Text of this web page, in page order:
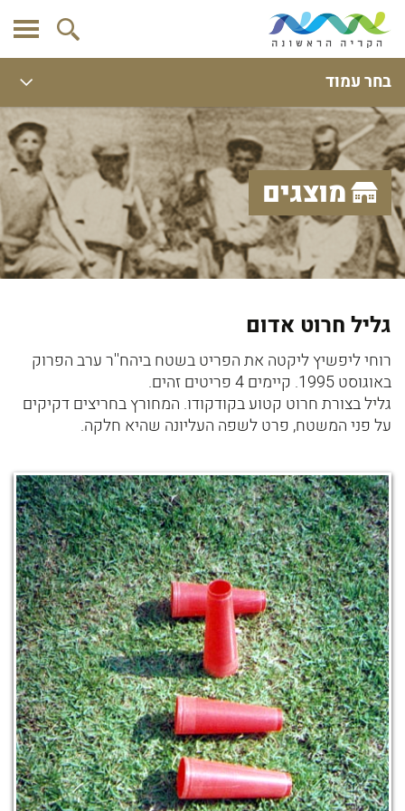
בחר עמוד
מוצגים
גליל חרוט אדום
רוחי ליפשיץ ליקטה את הפריט בשטח ביהח''ר ערב הפרוק
באוגוסט 1995. קיימים 4 פריטים זהים.
גליל בצורת חרוט קטוע בקודקודו. המחורץ בחריצים דקיקים
על פני המשטח, פרט לשפה העליונה שהיא חלקה.